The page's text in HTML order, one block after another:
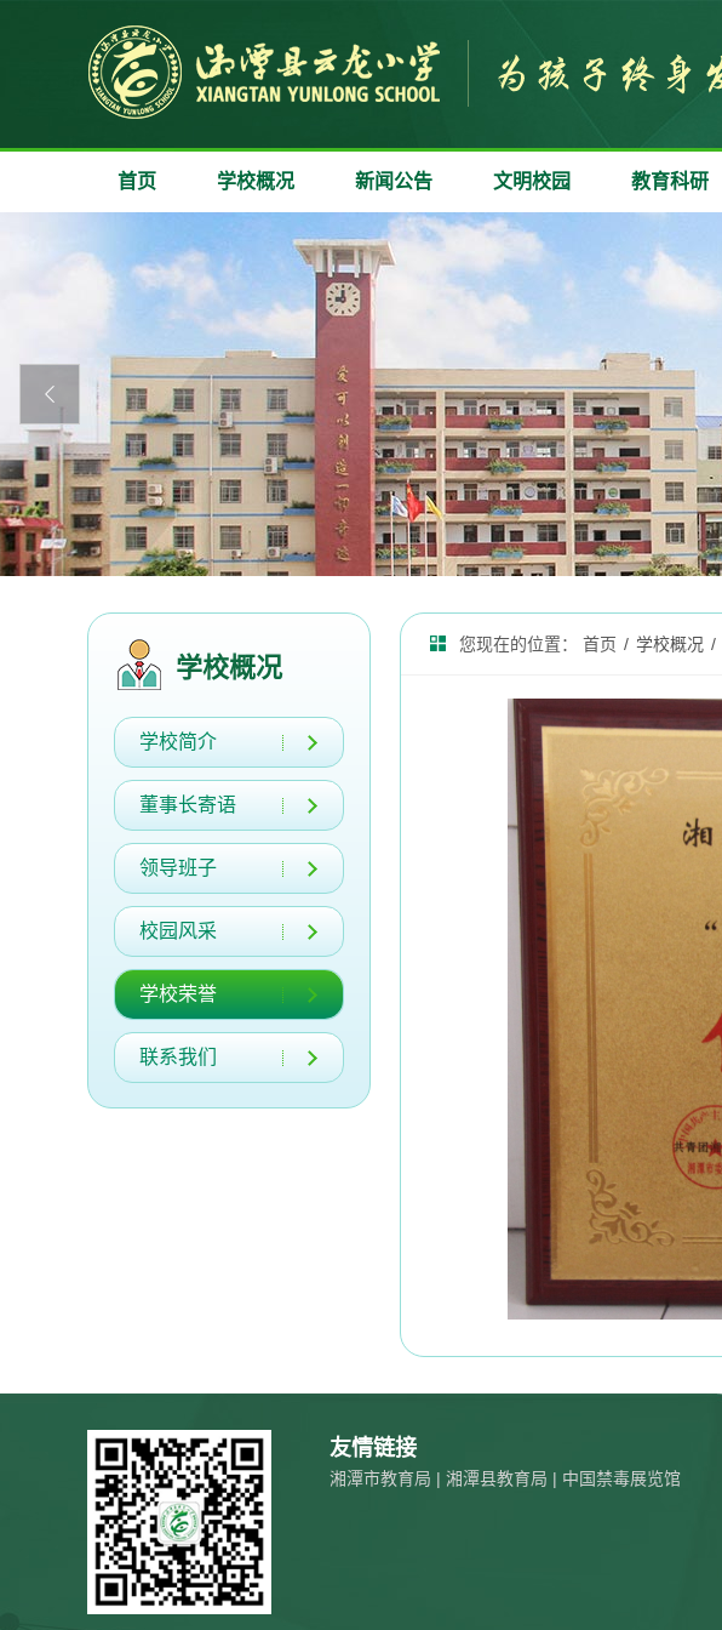
首页 学校概况 新闻公告 文明校园 教育科研

学校概况
学校简介
董事长寄语
领导班子
校园风采
学校荣誉
联系我们
您现在的位置： 首页 / 学校概况 /
友情链接
湘潭市教育局 | 湘潭县教育局 | 中国禁毒展览馆